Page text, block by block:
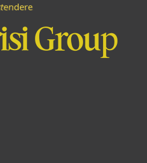
tendere